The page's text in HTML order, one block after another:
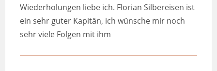
Wiederholungen liebe ich. Florian Silbereisen ist
ein sehr guter Kapitän, ich wünsche mir noch
sehr viele Folgen mit ihm